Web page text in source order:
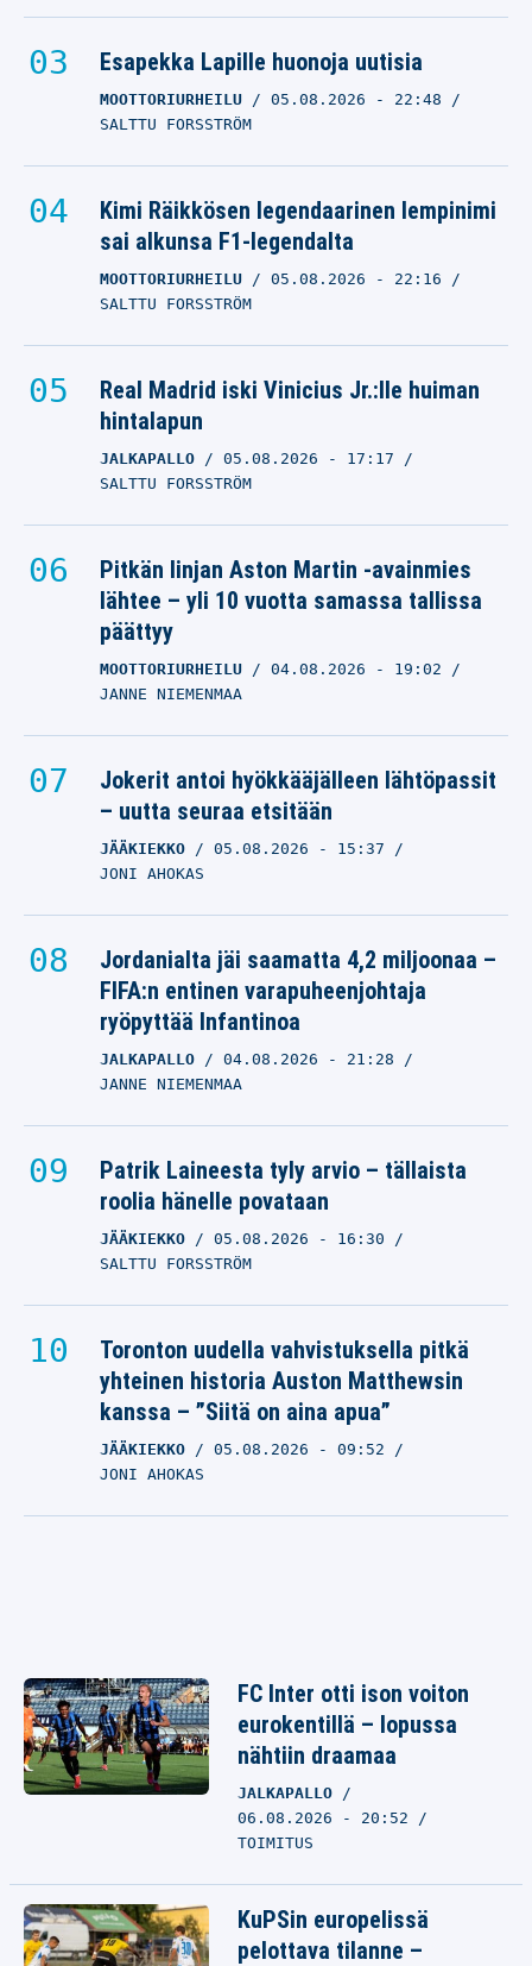
Esapekka Lapille huonoja uutisia
MOOTTORIURHEILU 05.08.2026 - 22:48
SALTTU FORSSTRÖM
Kimi Räikkösen legendaarinen lempinimi
sai alkunsa F1-legendalta
MOOTTORIURHEILU 05.08.2026 - 22:16
SALTTU FORSSTRÖM
Real Madrid iski Vinicius Jr.:lle huiman
hintalapun
JALKAPALLO 05.08.2026 - 17:17
SALTTU FORSSTRÖM
Pitkän linjan Aston Martin -avainmies
lähtee – yli 10 vuotta samassa tallissa
päättyy
MOOTTORIURHEILU 04.08.2026 - 19:02
JANNE NIEMENMAA
Jokerit antoi hyökkääjälleen lähtöpassit
– uutta seuraa etsitään
JÄÄKIEKKO 05.08.2026 - 15:37
JONI AHOKAS
Jordanialta jäi saamatta 4,2 miljoonaa –
FIFA:n entinen varapuheenjohtaja
ryöpyttää Infantinoa
JALKAPALLO 04.08.2026 - 21:28
JANNE NIEMENMAA
Patrik Laineesta tyly arvio – tällaista
roolia hänelle povataan
JÄÄKIEKKO 05.08.2026 - 16:30
SALTTU FORSSTRÖM
Toronton uudella vahvistuksella pitkä
yhteinen historia Auston Matthewsin
kanssa – ”Siitä on aina apua”
JÄÄKIEKKO 05.08.2026 - 09:52
JONI AHOKAS
FC Inter otti ison voiton
eurokentillä – lopussa
nähtiin draamaa
JALKAPALLO
06.08.2026 - 20:52
TOIMITUS
KuPSin europelissä
pelottava tilanne –